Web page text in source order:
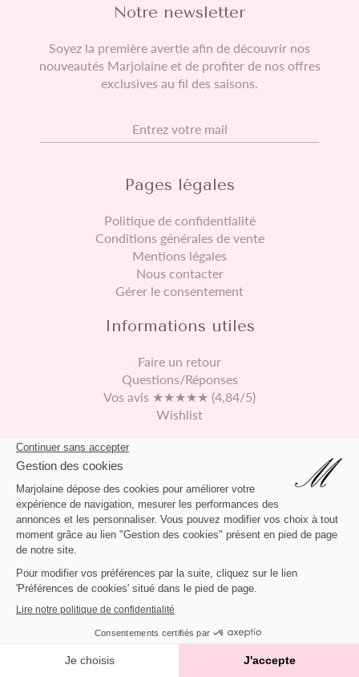
Continuez vos achats
NUIT BLANCHE DOLORÈS
Chargement
APPLIQUER
Pages légales
Politique de confidentialité
Conditions générales de vente
Mentions légales
Nous contacter
Gérer le consentement
Notre newsletter
Soyez la première avertie afin de découvrir nos
nouveautés Marjolaine et de profiter de nos offres
exclusives au fil des saisons.
Informations utiles
Faire un retour
Questions/Réponses
Vos avis ★★★★★ (4,84/5)
Wishlist
469 rue de Derontet
04 72 65 73 13
contact@marjolaine.fr
2026 © Marjolaine Lingerie